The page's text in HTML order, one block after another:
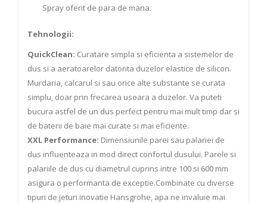
Spray oferit de para de mana.
Tehnologii:
QuickClean: Curatare simpla si eficienta a sistemelor de
dus si a aeratoarelor datorita duzelor elastice de silicon.
Murdaria, calcarul si sau orice alte substante se curata
simplu, doar prin frecarea usoara a duzelor. Va puteti
bucura astfel de un dus perfect pentru mai mult timp dar si
de baterii de baie mai curate si mai eficiente.
XXL Performance: Dimensiunile parei sau palariei de
dus influenteaza in mod direct confortul dusului. Parele si
palariile de dus cu diametrul cuprins intre 100 si 600 mm
asigura o performanta de exceptie.Combinate cu diverse
tipuri de jeturi inovatie Hansgrohe, apa ne invaluie mai